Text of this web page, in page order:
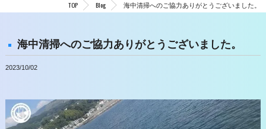
TOP Blog 海中清掃へのご協力ありがとうございました。
海中清掃へのご協力ありがとうございました。
2023/10/02